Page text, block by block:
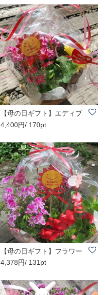
【母の日ギフト】エディブ
ルフラワーのバ..
4,400円/ 170pt
【母の日ギフト】フラワー
バスケット《小..
4,378円/ 131pt